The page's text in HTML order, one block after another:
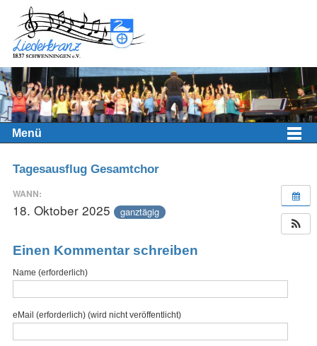
Menü
Tagesausflug Gesamtchor
WANN:
18. Oktober 2025 ganztägig
Einen Kommentar schreiben
Name (erforderlich)
eMail (erforderlich) (wird nicht veröffentlicht)